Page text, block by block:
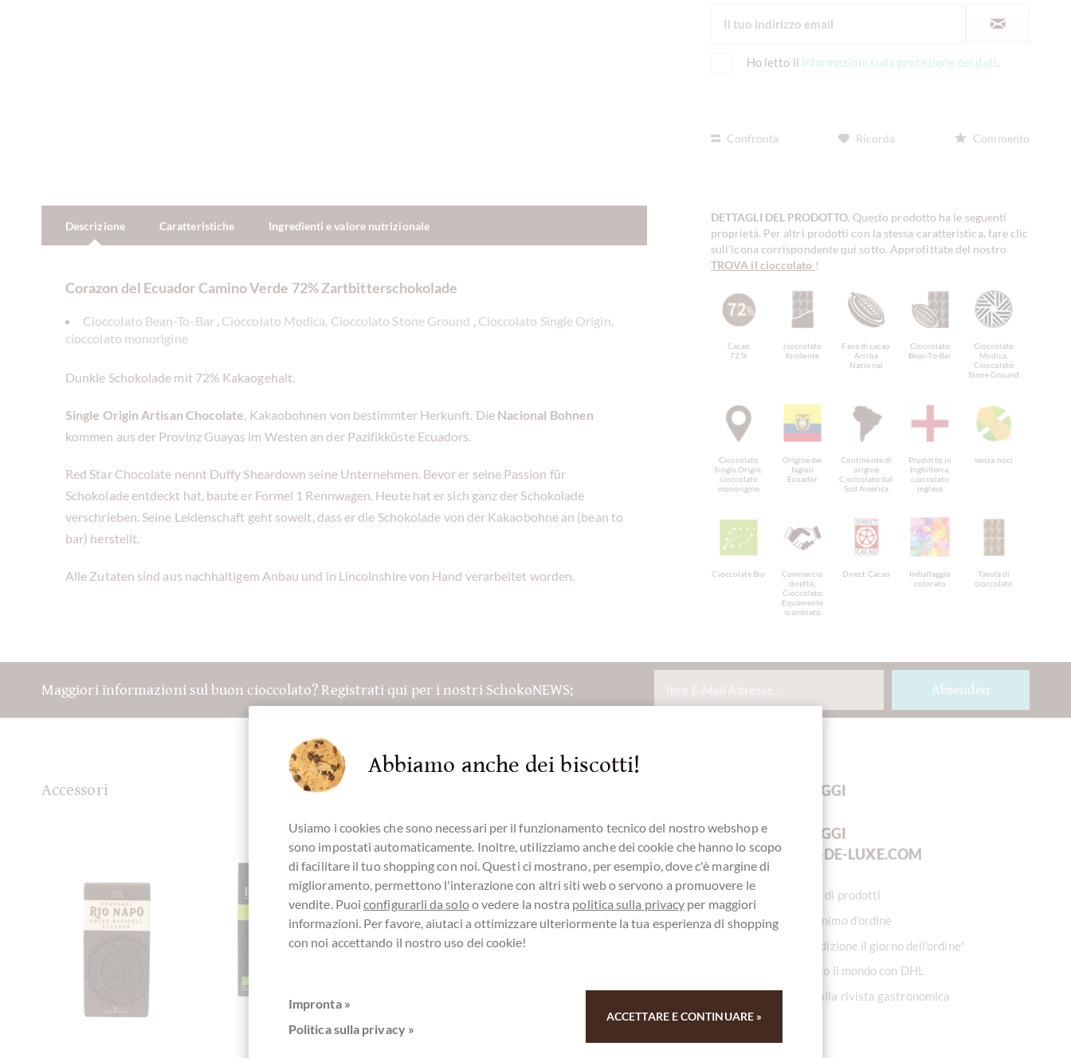
Ho letto il informazioni sulla protezione dei dati.
Confronta Ricorda Commento
Descrizione Caratteristiche Ingredienti e valore nutrizionale
Corazon del Ecuador Camino Verde 72% Zartbitterschokolade
Cioccolato Bean-To-Bar , Cioccolato Modica, Cioccolato Stone Ground , Cioccolato Single Origin,
cioccolato monorigine
Dunkle Schokolade mit 72% Kakaogehalt.
Single Origin Artisan Chocolate, Kakaobohnen von bestimmter Herkunft. Die Nacional Bohnen
kommen aus der Provinz Guayas im Westen an der Pazifikküste Ecuadors.
Red Star Chocolate nennt Duffy Sheardown seine Unternehmen. Bevor er seine Passion für
Schokolade entdeckt hat, baute er Formel 1 Rennwagen. Heute hat er sich ganz der Schokolade
verschrieben. Seine Leidenschaft geht soweit, dass er die Schokolade von der Kakaobohne an (bean to
bar) herstellt.
Alle Zutaten sind aus nachhaltigem Anbau und in Lincolnshire von Hand verarbeitet worden.
DETTAGLI DEL PRODOTTO. Questo prodotto ha le seguenti
proprietà. Per altri prodotti con la stessa caratteristica, fare clic
sull'icona corrispondente qui sotto. Approfittate del nostro
TROVA il cioccolato !
Cacao
72 %
cioccolato
fondente
Fava di cacao
Arriba
Nacional
Cioccolato
Bean-To-Bar
Cioccolato
Modica,
Cioccolato
Stone Ground
Cioccolato
Single Origin,
cioccolato
monorigine
Origine dei
fagioli
Ecuador
Continente di
origine
Cioccolato dal
Sud America
Prodotto in
Inghilterra,
cioccolato
inglese
senza noci
Cioccolate Bio
Commercio
diretto,
Cioccolato
Equamente
scambiato
Direct Cacao
Imballaggio
colorato
Tavola di
cioccolato
Maggiori informazioni sul buon cioccolato? Registrati qui per i nostri SchokoNEWS: Absenden
Accessori I VOSTRI VANTAGGI
I VOSTRI VANTAGGI
SUCHOCOLATS-DE-LUXE.COM
Grande selezione di prodotti
Nessun valore minimo d'ordine
Pronto per la spedizione il giorno dell'ordine*
Spedizione in tutto il mondo con DHL
Raccomandato dalla rivista gastronomica
Feinschmecker
Abbiamo anche dei biscotti!
Usiamo i cookies che sono necessari per il funzionamento tecnico del nostro webshop e
sono impostati automaticamente. Inoltre, utilizziamo anche dei cookie che hanno lo scopo
di facilitare il tuo shopping con noi. Questi ci mostrano, per esempio, dove c'è margine di
miglioramento, permettono l'interazione con altri siti web o servono a promuovere le
vendite. Puoiconfigurarli da soloo vedere la nostra politica sulla privacy per maggiori
informazioni. Per favore, aiutaci a ottimizzare ulteriormente la tua esperienza di shopping
con noi accettando il nostro uso dei cookie!
Impronta »
Politica sulla privacy »
ACCETTARE E CONTINUARE »